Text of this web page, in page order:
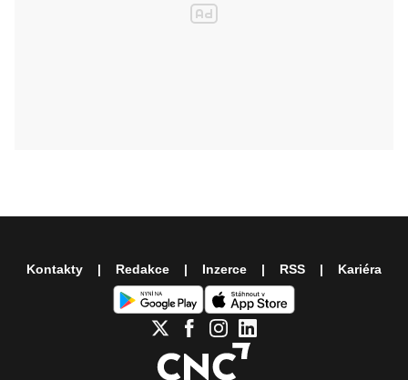
Kontakty Redakce Inzerce RSS Kariéra